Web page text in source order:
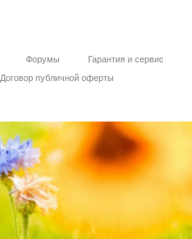
Форумы Гарантия и сервис
Договор публичной оферты